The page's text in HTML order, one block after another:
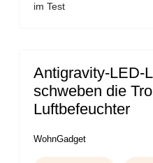
im Test
Antigravity-LED-
schweben die
Luftbefeuchter
WohnGadget